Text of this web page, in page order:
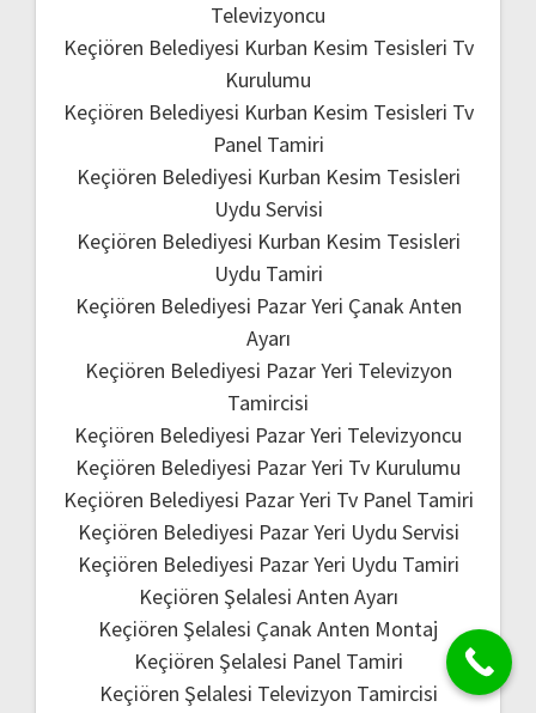
Televizyoncu
Keçiören Belediyesi Kurban Kesim Tesisleri Tv
Kurulumu
Keçiören Belediyesi Kurban Kesim Tesisleri Tv
Panel Tamiri
Keçiören Belediyesi Kurban Kesim Tesisleri
Uydu Servisi
Keçiören Belediyesi Kurban Kesim Tesisleri
Uydu Tamiri
Keçiören Belediyesi Pazar Yeri Çanak Anten
Ayarı
Keçiören Belediyesi Pazar Yeri Televizyon
Tamircisi
Keçiören Belediyesi Pazar Yeri Televizyoncu
Keçiören Belediyesi Pazar Yeri Tv Kurulumu
Keçiören Belediyesi Pazar Yeri Tv Panel Tamiri
Keçiören Belediyesi Pazar Yeri Uydu Servisi
Keçiören Belediyesi Pazar Yeri Uydu Tamiri
Keçiören Şelalesi Anten Ayarı
Keçiören Şelalesi Çanak Anten Montaj
Keçiören Şelalesi Panel Tamiri
Keçiören Şelalesi Televizyon Tamircisi